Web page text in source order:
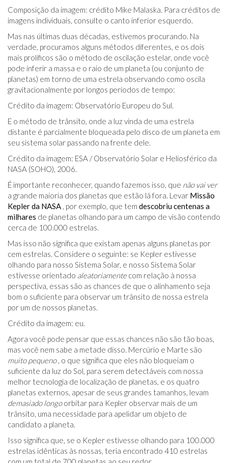
Composição da imagem: crédito Mike Malaska. Para créditos de
imagens individuais, consulte o canto inferior esquerdo.
Mas nas últimas duas décadas, estivemos procurando. Na
verdade, procuramos alguns métodos diferentes, e os dois
mais prolíficos são o método de oscilação estelar, onde você
pode inferir a massa e o raio de um planeta (ou conjunto de
planetas) em torno de uma estrela observando como oscila
gravitacionalmente por longos períodos de tempo:
Crédito da imagem: Observatório Europeu do Sul.
E o método de trânsito, onde a luz vinda de uma estrela
distante é parcialmente bloqueada pelo disco de um planeta em
seu sistema solar passando na frente dele.
Crédito da imagem: ESA / Observatório Solar e Heliosférico da
NASA (SOHO), 2006.
É importante reconhecer, quando fazemos isso, que não vai ver
a grande maioria dos planetas que estão lá fora. Levar Missão
Kepler da NASA , por exemplo, que tem descobriu centenas a
milhares de planetas olhando para um campo de visão contendo
cerca de 100.000 estrelas.
Mas isso não significa que existam apenas alguns planetas por
cem estrelas. Considere o seguinte: se Kepler estivesse
olhando para nosso Sistema Solar, e nosso Sistema Solar
estivesse orientado aleatoriamentecom relação à nossa
perspectiva, essas são as chances de que o alinhamento seja
bom o suficiente para observar um trânsito de nossa estrela
por um de nossos planetas.
Crédito da imagem: eu.
Agora você pode pensar que essas chances não são tão boas,
mas você nem sabe a metade disso. Mercúrio e Marte são
muito pequeno, o que significa que eles não bloqueiam o
suficiente da luz do Sol, para serem detectáveis ​​com nossa
melhor tecnologia de localização de planetas, e os quatro
planetas externos, apesar de seus grandes tamanhos, levam
demasiado longoorbitar para Kepler observar mais de um
trânsito, uma necessidade para apelidar um objeto de
candidato a planeta.
Isso significa que, se o Kepler estivesse olhando para 100.000
estrelas idênticas às nossas, teria encontrado 410 estrelas